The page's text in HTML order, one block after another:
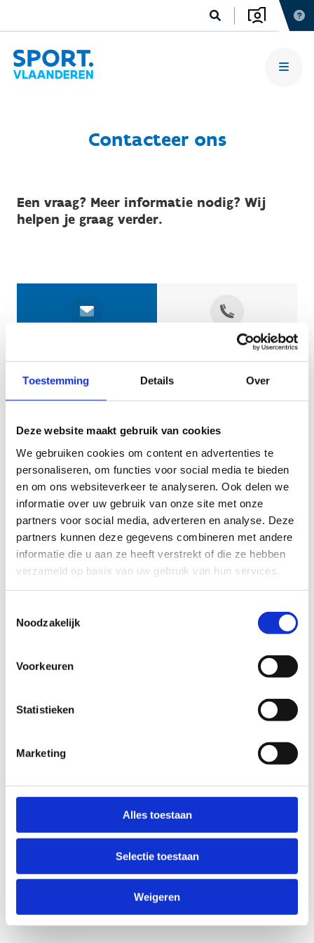
Toestemming Details Over
Deze website maakt gebruik van cookies
We gebruiken cookies om content en advertenties te
personaliseren, om functies voor social media te bieden
en om ons websiteverkeer te analyseren. Ook delen we
informatie over uw gebruik van onze site met onze
partners voor social media, adverteren en analyse. Deze
partners kunnen deze gegevens combineren met andere
informatie die u aan ze heeft verstrekt of die ze hebben
verzameld op basis van uw gebruik van hun services.
Noodzakelijk
Voorkeuren
Statistieken
Marketing
Alles toestaan
Selectie toestaan
Weigeren
Contacteer ons
Een vraag? Meer informatie nodig? Wij
helpen je graag verder.
Geef aan tot welk domein jouw vraag behoort
KIES EEN DOMEIN
Jouw vraag
Anti-Robot Verification
Click to start verification
Verzend